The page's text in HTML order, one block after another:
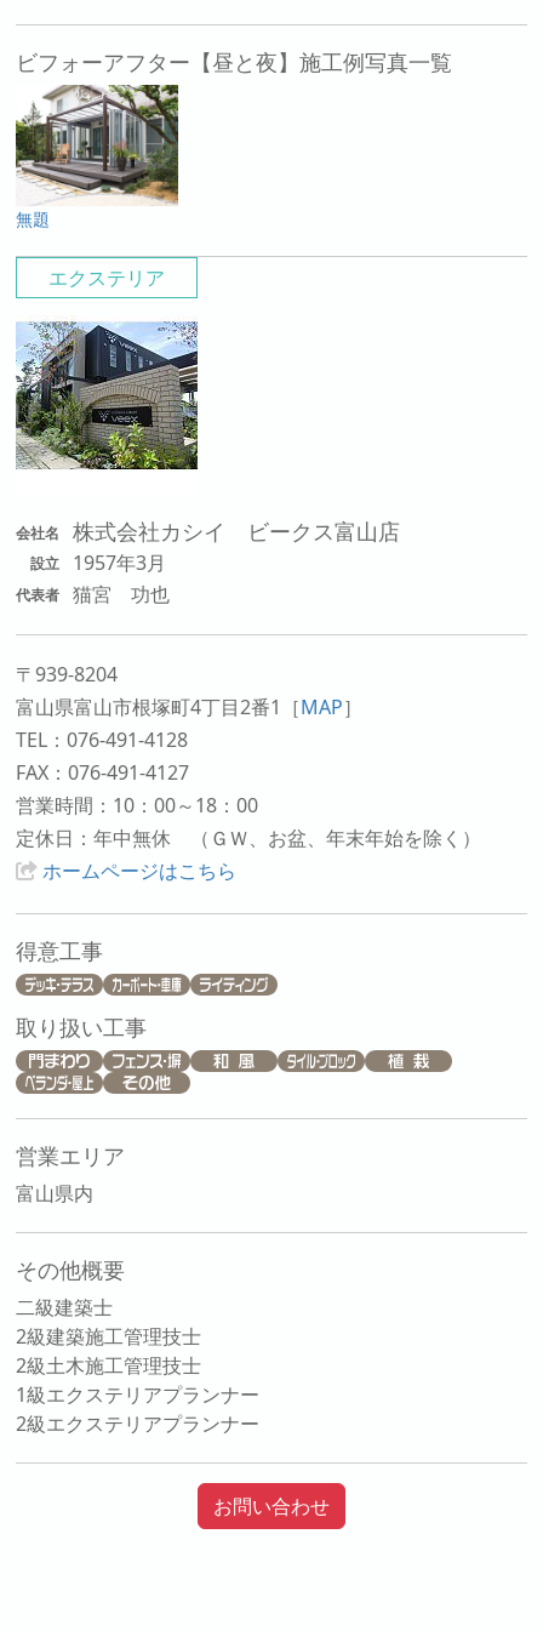
エクステリア
会社名 株式会社カシイ ビークス富山店
設立 1957年3月
代表者 猫宮 功也
〒939-8204
富山県富山市根塚町4丁目2番1 ［MAP］
TEL：076-491-4128
FAX：076-491-4127
営業時間：10：00～18：00
定休日：年中無休 （ＧＷ、お盆、年末年始を除く）
ホームページはこちら
得意工事
取り扱い工事
営業エリア
富山県内
その他概要
二級建築士
2級建築施工管理技士
2級土木施工管理技士
1級エクステリアプランナー
2級エクステリアプランナー
お問い合わせ
ビフォーアフター【昼と夜】施工例写真一覧
無題